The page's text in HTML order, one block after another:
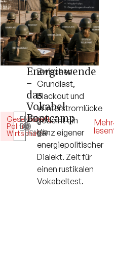
Gesellschaft,
Politik,
Wirtschaft
ENERGY
BY
TURNER
5
Min.
Energiewende
–
das
Vokabel-
Bootcamp
Zwischen
Grundlast,
Blackout und
Winterstromlücke
gedeiht ein
ganz eigener
energiepolitischer
Dialekt. Zeit für
einen rustikalen
Vokabeltest.
Mehr
lesen